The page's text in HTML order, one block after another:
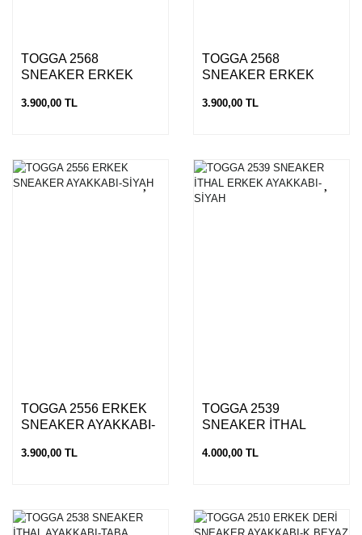
TOGGA 2568
SNEAKER ERKEK
3.900,00 TL
TOGGA 2568
SNEAKER ERKEK
3.900,00 TL
TOGGA 2556 ERKEK
SNEAKER AYAKKABI-
3.900,00 TL
TOGGA 2539
SNEAKER İTHAL
SİYAH
4.000,00 TL